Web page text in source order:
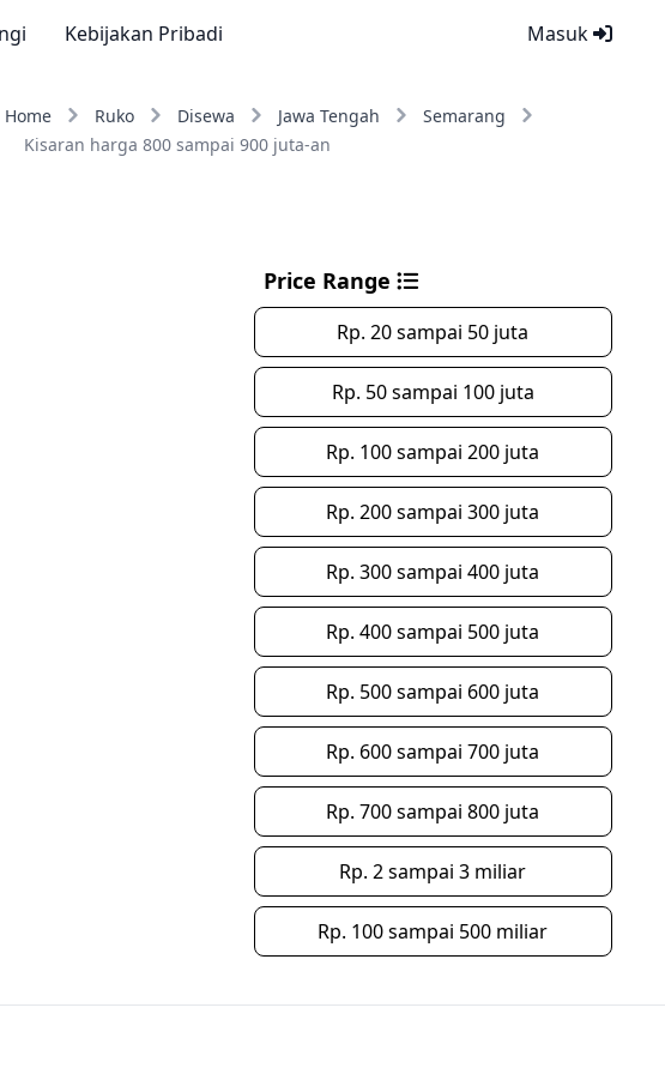
Masuk
Kebijakan Pribadi
Home Ruko Disewa Jawa Tengah
Semarang
Kisaran harga 800 sampai 900 juta-an
Price Range
Rp. 20 sampai 50 juta
Rp. 50 sampai 100 juta
Rp. 100 sampai 200 juta
Rp. 200 sampai 300 juta
Rp. 300 sampai 400 juta
Rp. 400 sampai 500 juta
Rp. 500 sampai 600 juta
Rp. 600 sampai 700 juta
Rp. 700 sampai 800 juta
Rp. 2 sampai 3 miliar
Rp. 100 sampai 500 miliar